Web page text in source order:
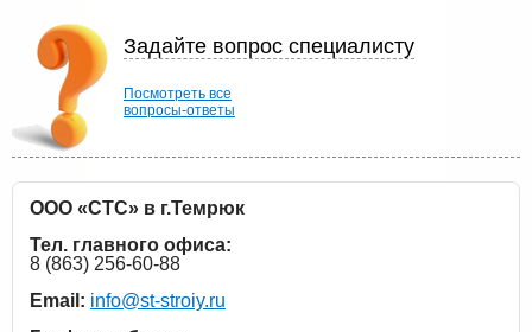
Задайте вопрос специалисту
Посмотреть все
вопросы-ответы
ООО «СТС» в г.Темрюк
Тел. главного офиса:
8 (863) 256-60-88
Email: info@st-stroiy.ru